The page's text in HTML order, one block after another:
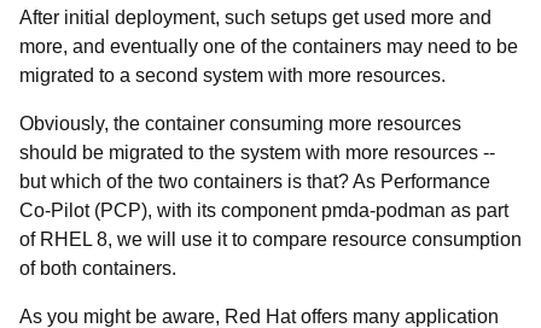
After initial deployment, such setups get used more and
more, and eventually one of the containers may need to be
migrated to a second system with more resources.
Obviously, the container consuming more resources
should be migrated to the system with more resources --
but which of the two containers is that? As Performance
Co-Pilot (PCP), with its component pmda-podman as part
of RHEL 8, we will use it to compare resource consumption
of both containers.
As you might be aware, Red Hat offers many application